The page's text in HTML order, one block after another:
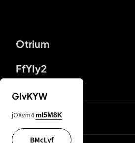
Otrium
FfYIy2
DDcvSo
GIvKYW
jOXvm4 mI5M8K
BMcLyf